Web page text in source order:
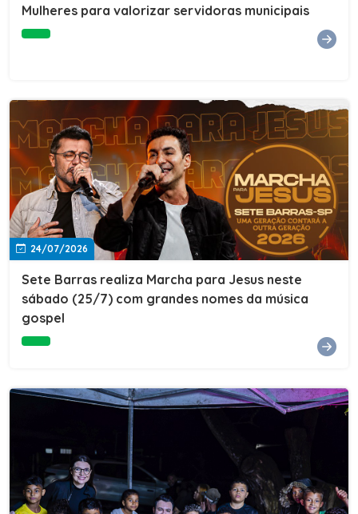
Mulheres para valorizar servidoras municipais
24/07/2026
Sete Barras realiza Marcha para Jesus neste
sábado (25/7) com grandes nomes da música
gospel